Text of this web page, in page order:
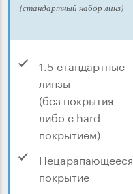
(стандартный набор линз)
1.5 стандартные
линзы
(без покрытия
либо с hard
покрытием)
Нецарапающееся
покрытие